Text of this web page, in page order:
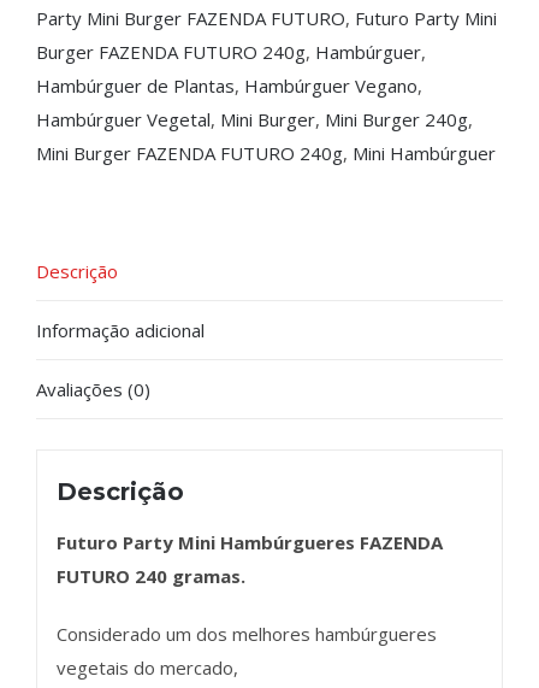
Party Mini Burger FAZENDA FUTURO, Futuro Party Mini
Burger FAZENDA FUTURO 240g, Hambúrguer,
Hambúrguer de Plantas, Hambúrguer Vegano,
Hambúrguer Vegetal, Mini Burger, Mini Burger 240g,
Mini Burger FAZENDA FUTURO 240g, Mini Hambúrguer
Descrição
Informação adicional
Avaliações (0)
Descrição
Futuro Party Mini Hambúrgueres FAZENDA
FUTURO 240 gramas.
Considerado um dos melhores hambúrgueres
vegetais do mercado,